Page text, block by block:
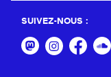
SUIVEZ-NOUS :